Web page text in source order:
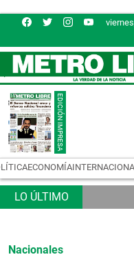
ECONOMÍA
Nacionales